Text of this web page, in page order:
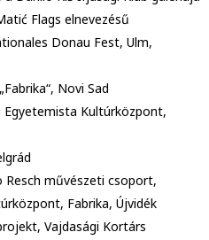
Flags elnevezésű
Donau Fest, Ulm,
Novi Sad
Egyetemista Kultúrközpont,
Resch művészeti csoport,
Fabrika, Újvidék
Vajdasági Kortárs